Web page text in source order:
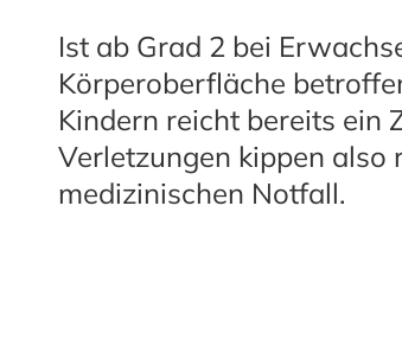
Ist ab Grad 2 bei
Körperoberfläche
Kindern reicht bereits ein
Verletzungen kippen also
medizinischen Notfall.